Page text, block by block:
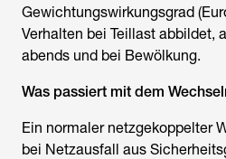
Gewichtungswirkungsgrad
Verhalten bei Teillast abbildet,
abends und bei Bewölkung.
Was passiert mit dem
Ein normaler netzgekoppelter
bei Netzausfall aus